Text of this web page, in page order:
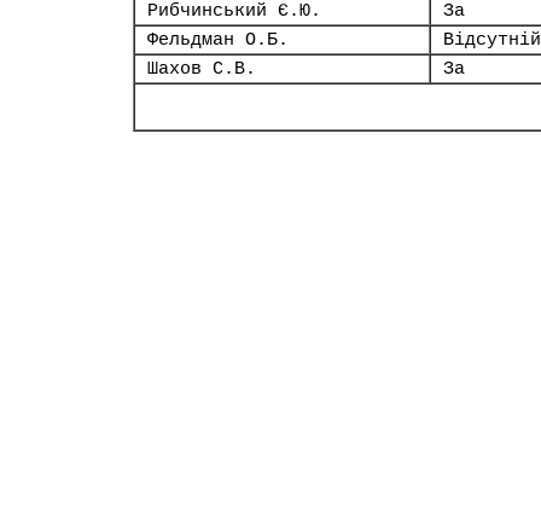
Рибчинський Є.Ю.
За
Фельдман О.Б.
Відсутній
Шахов С.В.
За